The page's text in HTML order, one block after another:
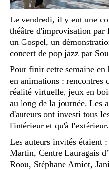
Le vendredi, il y eut une
théâtre d'improvisation par
un Gospel, un
concert de pop jazz par
Pour finir cette semaine en
en animations : rencontres
réalité virtuelle, jeux en
au long de la journée. Les
d'auteurs ont investi tous
l'intérieur et qu'à l'extérieur.
Les auteurs invités étaient
Martin, Centre Lauragais
Roou, Stéphane Amiot,